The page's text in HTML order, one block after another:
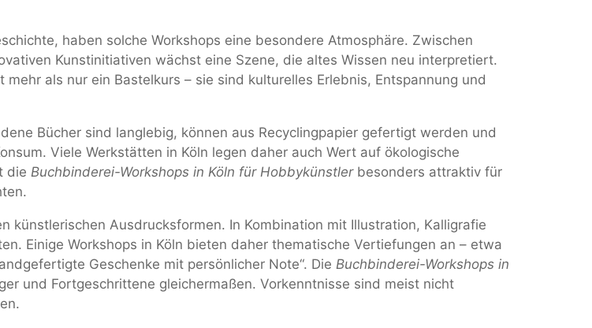
haben solche Workshops eine besondere Atmosphäre. Zwischen
Kunstinitiativen wächst eine Szene, die altes Wissen neu interpretiert.
als nur ein Bastelkurs – sie sind kulturelles Erlebnis, Entspannung und
Bücher sind langlebig, können aus Recyclingpapier gefertigt werden und
Viele Werkstätten in Köln legen daher auch Wert auf ökologische
die Buchbinderei-Workshops in Köln für Hobbykünstlerbesonders attraktiv für
künstlerischen Ausdrucksformen. In Kombination mit Illustration, Kalligrafie
Einige Workshops in Köln bieten daher thematische Vertiefungen an – etwa
Geschenke mit persönlicher Note“. Die Buchbinderei-Workshops in
und Fortgeschrittene gleichermaßen. Vorkenntnisse sind meist nicht